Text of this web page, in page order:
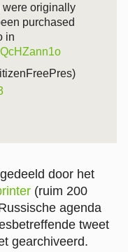
were originally
purchased
in
door het
(ruim 200
agenda
tweet
gearchiveerd.